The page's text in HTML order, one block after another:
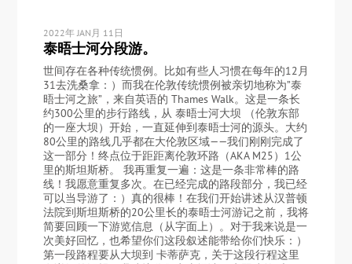
2022年 JAN月 11日
泰晤士河分段游。
世间存在各种传统惯例。比如有些人习惯在每年的12月
31去洗桑拿：）而我在伦敦传统惯例被亲切地称为”泰
晤士河之旅”，来自英语的 Thames Walk。这是一条长
约300公里的步行路线，从 泰晤士河大坝 （伦敦东部
的一座大坝）开始，一直延伸到泰晤士河的源头。大约
80公里的路线几乎都在大伦敦区域——我们刚刚完成了
这一部分！终点位于距距离伦敦环路（AKA M25）1公
里的斯坦斯桥。 我再重复一遍：这是一条非常棒的路
线！我愿意重复多次。在已经完成的路段部分，我已经
可以当导游了：）真的很棒！在我们开始讲述从汉普顿
法院到斯坦斯桥的20公里长的泰晤士河游记之前，我将
简要回顾一下游览信息（从字面上）。对于我来说是一
次美好回忆，也希望你们这段叙述能带给你们快乐：）
第一段路程要从大坝到 卡蒂萨克，关于这段行程这里